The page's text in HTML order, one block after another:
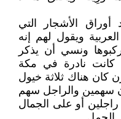
الأشجار التي
ويقول لهم إنه
ونسي أن يذكر
كانت نادرة في مكة
كان هناك ثلاثة خيول
سهمين والراجل سهم
أو على الجمال